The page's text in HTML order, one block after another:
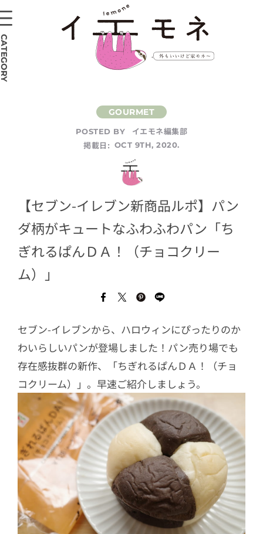
POSTED BY
イエモネ編集部
掲載日: OCT 9TH, 2020.
【セブン-イレブン新商品ルポ】パン
ダ柄がキュートなふわふわパン「ち
ぎれるぱんＤＡ！（チョコクリー
ム）」
セブン-イレブンから、ハロウィンにぴったりのか
わいらしいパンが登場しました！パン売り場でも
存在感抜群の新作、「ちぎれるぱんＤＡ！（チョ
コクリーム）」。早速ご紹介しましょう。